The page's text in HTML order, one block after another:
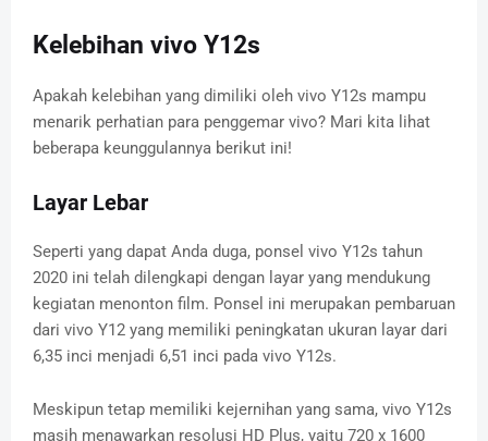
Kelebihan vivo Y12s
Apakah kelebihan yang dimiliki oleh vivo Y12s mampu
menarik perhatian para penggemar vivo? Mari kita lihat
beberapa keunggulannya berikut ini!
Layar Lebar
Seperti yang dapat Anda duga, ponsel vivo Y12s tahun
2020 ini telah dilengkapi dengan layar yang mendukung
kegiatan menonton film. Ponsel ini merupakan pembaruan
dari vivo Y12 yang memiliki peningkatan ukuran layar dari
6,35 inci menjadi 6,51 inci pada vivo Y12s.
Meskipun tetap memiliki kejernihan yang sama, vivo Y12s
masih menawarkan resolusi HD Plus, yaitu 720 x 1600